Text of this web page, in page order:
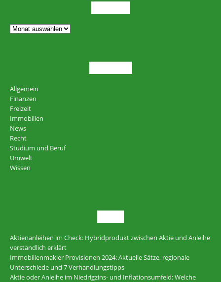
Allgemein
Finanzen
Freizeit
Immobilien
News
Recht
Studium und Beruf
Umwelt
Wissen
Aktienanleihen im Check: Hybridprodukt zwischen Aktie und Anleihe
verständlich erklärt
Immobilienmakler Provisionen 2024: Aktuelle Sätze, regionale
Unterschiede und 7 Verhandlungstipps
Aktie oder Anleihe im Niedrigzins- und Inflationsumfeld: Welche